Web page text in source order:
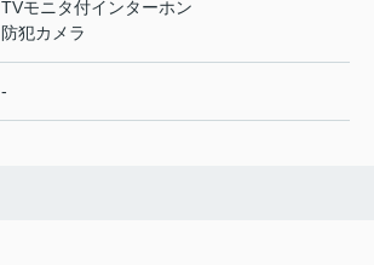
TVモニタ付インターホン
防犯カメラ
-